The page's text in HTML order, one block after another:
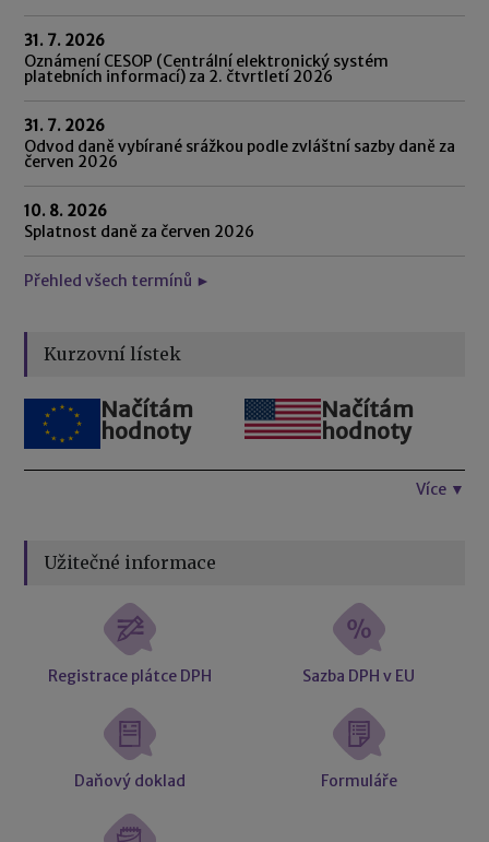
31. 7. 2026
Oznámení CESOP (Centrální elektronický systém
platebních informací) za 2. čtvrtletí 2026
31. 7. 2026
Odvod daně vybírané srážkou podle zvláštní sazby daně za
červen 2026
10. 8. 2026
Splatnost daně za červen 2026
Přehled všech termínů ►
Kurzovní lístek
Načítám
hodnoty
Načítám
hodnoty
Více ▼
Užitečné informace
Registrace plátce DPH Sazba DPH v EU
Daňový doklad Formuláře